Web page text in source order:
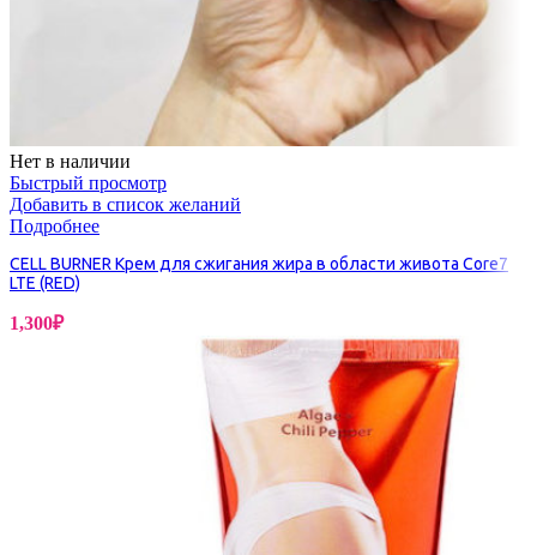
Нет в наличии
Быстрый просмотр
Добавить в список желаний
Подробнее
CELL BURNER Крем для сжигания жира в области живота Core7
LTE (RED)
1,300₽